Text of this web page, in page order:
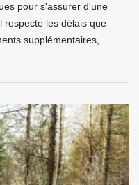
pour s'assurer d'une
respecte les délais que
supplémentaires,